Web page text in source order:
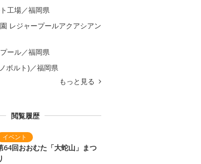
工場／福岡県
レジャープールアクアシアン
ール／福岡県
ボルト)／福岡県
もっと見る
閲覧履歴
64回おおむた「大蛇山」まつ